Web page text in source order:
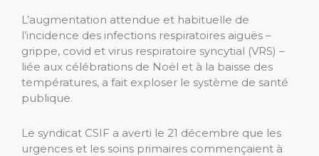
L’augmentation attendue et habituelle de
l’incidence des infections respiratoires aiguës –
grippe, covid et virus respiratoire syncytial (VRS) –
liée aux célébrations de Noël et à la baisse des
températures, a fait exploser le système de santé
publique.
Le syndicat CSIF a averti le 21 décembre que les
urgences et les soins primaires commençaient à